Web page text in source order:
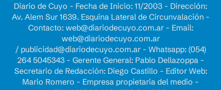
Diario de Cuyo - Fecha de Inicio: 11/2003 - Dirección:
Av. Alem Sur 1639. Esquina Lateral de Circunvalación -
Contacto: web@diariodecuyo.com.ar- Email:
web@diariodecuyo.com.ar
/ publicidad@diariodecuyo.com.ar- Whatsapp: (054)
264 5045343 - Gerente General: Pablo Dellazoppa -
Secretario de Redacción: Diego Castillo - Editor Web:
Mario Romero - Empresa propietaria del medio -